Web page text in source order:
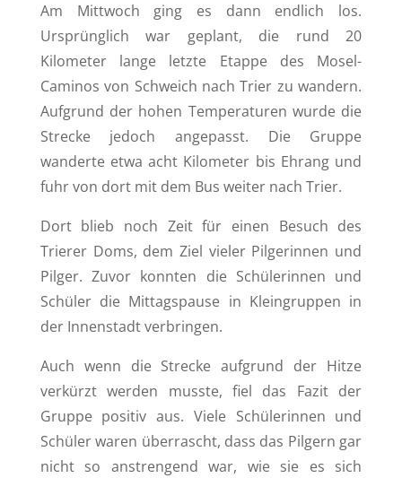
Am Mittwoch ging es dann endlich los.
Ursprünglich war geplant, die rund 20
Kilometer lange letzte Etappe des Mosel-
Caminos von Schweich nach Trier zu wandern.
Aufgrund der hohen Temperaturen wurde die
Strecke jedoch angepasst. Die Gruppe
wanderte etwa acht Kilometer bis Ehrang und
fuhr von dort mit dem Bus weiter nach Trier.
Dort blieb noch Zeit für einen Besuch des
Trierer Doms, dem Ziel vieler Pilgerinnen und
Pilger. Zuvor konnten die Schülerinnen und
Schüler die Mittagspause in Kleingruppen in
der Innenstadt verbringen.
Auch wenn die Strecke aufgrund der Hitze
verkürzt werden musste, fiel das Fazit der
Gruppe positiv aus. Viele Schülerinnen und
Schüler waren überrascht, dass das Pilgern gar
nicht so anstrengend war, wie sie es sich